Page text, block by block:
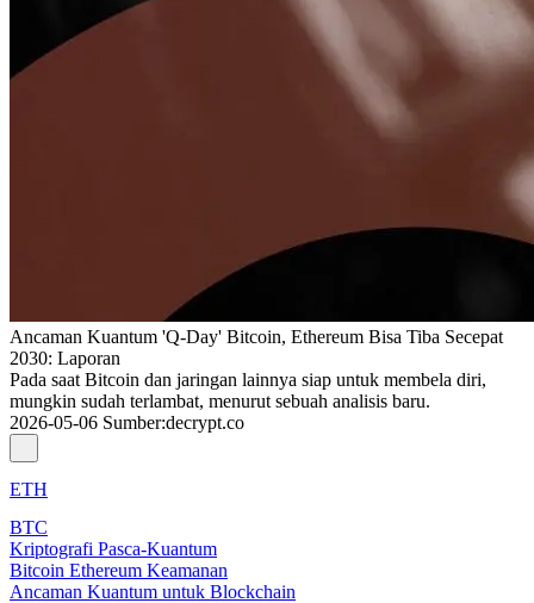
Ancaman Kuantum 'Q-Day' Bitcoin, Ethereum Bisa Tiba Secepat
2030: Laporan
Pada saat Bitcoin dan jaringan lainnya siap untuk membela diri,
mungkin sudah terlambat, menurut sebuah analisis baru.
2026-05-06 Sumber:decrypt.co
ETH
BTC
Kriptografi Pasca-Kuantum
Bitcoin Ethereum Keamanan
Ancaman Kuantum untuk Blockchain